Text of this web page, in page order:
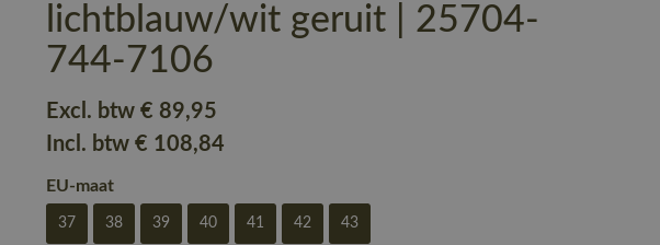
lichtblauw/wit geruit | 25704-
744-7106
Excl. btw€ 89,95
Incl. btw€ 108,84
EU-maat
37 38 39 40 41 42 43